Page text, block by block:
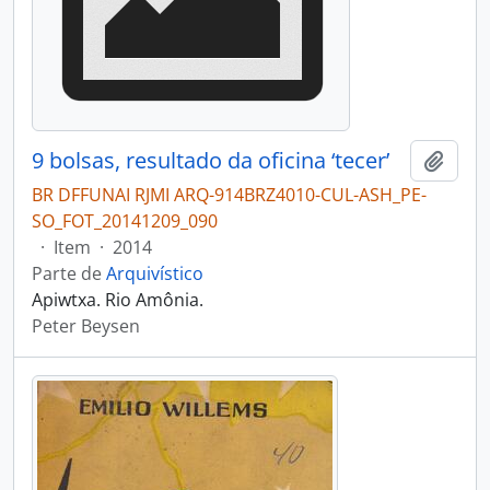
9 bolsas, resultado da oficina ‘tecer’
BR DFFUNAI RJMI ARQ-914BRZ4010-CUL-ASH_PE-
SO_FOT_20141209_090
· Item · 2014
Parte deArquivístico
Apiwtxa. Rio Amônia.
Peter Beysen